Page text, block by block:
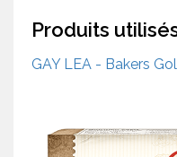
Produits
GAY LEA - Bakers